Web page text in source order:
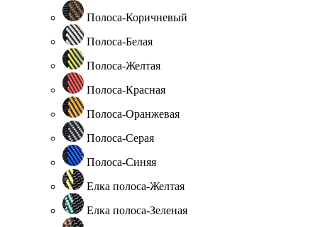
Полоса-Коричневый
Полоса-Белая
Полоса-Желтая
Полоса-Красная
Полоса-Оранжевая
Полоса-Серая
Полоса-Синяя
Елка полоса-Желтая
Елка полоса-Зеленая